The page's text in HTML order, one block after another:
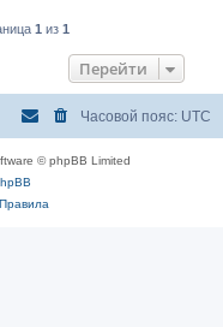
1 из 1
Перейти
Часовой пояс: UTC
© phpBB Limited
Правила